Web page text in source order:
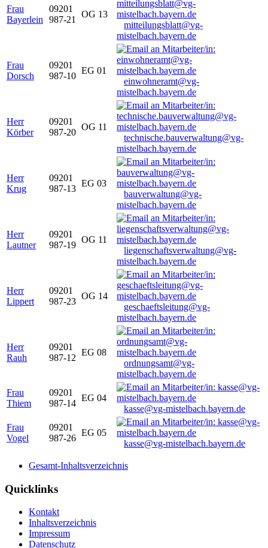
Frau
Bayerlein
09201
987-21
OG 13
mitteilungsblatt@vg-
mistelbach.bayern.de
Frau
Dorsch
09201
987-10
EG 01
einwohneramt@vg-
mistelbach.bayern.de
Herr
Körber
09201
987-20
OG 11
technische.bauverwaltung@vg-
mistelbach.bayern.de
Herr
Krug
09201
987-13
EG 03
bauverwaltung@vg-
mistelbach.bayern.de
Herr
Lautner
09201
987-19
OG 11
liegenschaftsverwaltung@vg-
mistelbach.bayern.de
Herr
Lippert
09201
987-23
OG 14
geschaeftsleitung@vg-
mistelbach.bayern.de
Herr
Rauh
09201
987-12
EG 08
ordnungsamt@vg-
mistelbach.bayern.de
Frau
Thiem
09201
987-14
EG 04
kasse@vg-mistelbach.bayern.de
Frau
Vogel
09201
987-26
EG 05
kasse@vg-mistelbach.bayern.de
Gesamt-Inhaltsverzeichnis
Quicklinks
Kontakt
Inhaltsverzeichnis
Impressum
Datenschutz